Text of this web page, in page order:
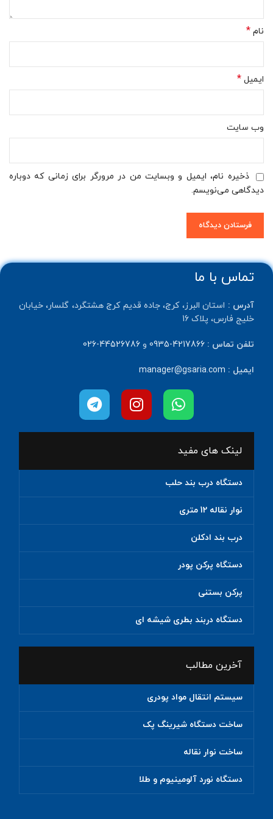
نام *
ایمیل *
وب‌ سایت
ذخیره نام، ایمیل و وبسایت من در مرورگر برای زمانی که دوباره
دیدگاهی می‌نویسم.
تماس با ما
آدرس : استان البرز، کرج، جاده قدیم کرج هشتگرد، گلسار، خیابان
خلیج فارس، پلاک 16
تلفن تماس : 4217866-0935 و 44526786-026
ایمیل : manager@gsaria.com
لینک های مفید
دستگاه درب بند حلب
نوار نقاله 12 متری
درب بند ادکلن
دستگاه پرکن پودر
پرکن بستنی
دستگاه دربند بطری شیشه ای
آخرین مطالب
سیستم انتقال مواد پودری
ساخت دستگاه شیرینگ پک
ساخت نوار نقاله
دستگاه نورد آلومینیوم و طلا